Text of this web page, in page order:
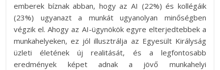
emberek bíznak abban, hogy az AI (22%) és kollégáik
(23%) ugyanazt a munkát ugyanolyan minőségben
végzik el. Ahogy az AI-ügynökök egyre elterjedtebbek a
munkahelyeken, ez jól illusztrálja az Egyesült Királyság
üzleti életének új realitását, és a legfontosabb
eredmények képet adnak a jövő munkahelyi